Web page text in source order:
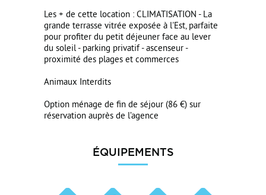
Les + de cette location : CLIMATISATION - La
grande terrasse vitrée exposée à l'Est, parfaite
pour profiter du petit déjeuner face au lever
du soleil - parking privatif - ascenseur -
proximité des plages et commerces
Animaux Interdits
Option ménage de fin de séjour (86 €) sur
réservation auprès de l’agence
ÉQUIPEMENTS